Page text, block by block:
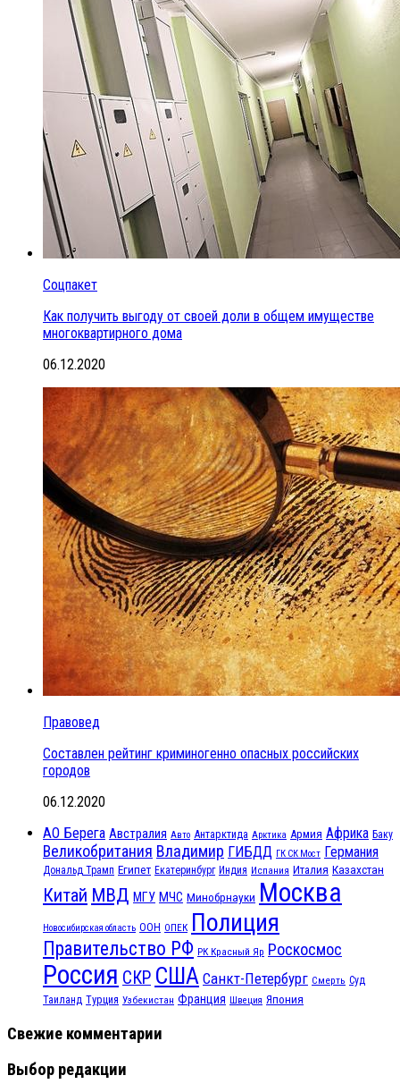
Соцпакет
Как получить выгоду от своей доли в общем имуществе
многоквартирного дома
06.12.2020
Правовед
Составлен рейтинг криминогенно опасных российских
городов
06.12.2020
АО Берега Австралия Авто Антарктида Арктика Армия Африка Баку
Великобритания Владимир ГИБДД ГК СК Мост Германия
Дональд Трамп Египет Екатеринбург Индия Испания Италия Казахстан
Китай МВД МГУ МЧС Минобрнауки Москва
Новосибирская область ООН ОПЕК Полиция
Правительство РФ РК Красный Яр Роскосмос
Россия СКР США Санкт-Петербург Смерть Суд
Таиланд Турция Узбекистан Франция Швеция Япония
Свежие комментарии
Выбор редакции